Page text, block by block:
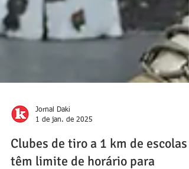
Jornal Daki
1 de jan. de 2025